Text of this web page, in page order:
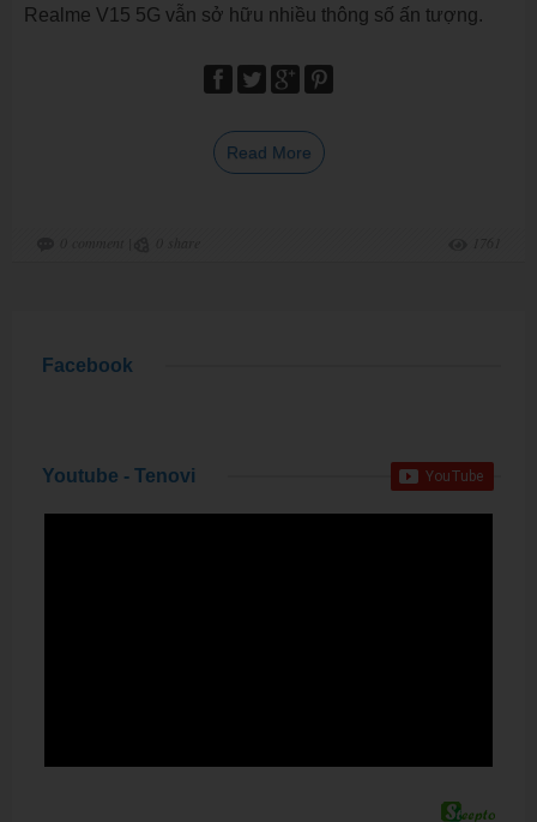
Realme V15 5G vẫn sở hữu nhiều thông số ấn tượng.
Read More
Facebook
Youtube - Tenovi